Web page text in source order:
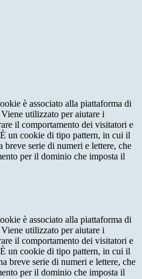
è associato alla piattaforma di
utilizzato per aiutare i
il comportamento dei visitatori e
un cookie di tipo pattern, in cui il
breve serie di numeri e lettere, che
per il dominio che imposta il
è associato alla piattaforma di
utilizzato per aiutare i
il comportamento dei visitatori e
un cookie di tipo pattern, in cui il
breve serie di numeri e lettere, che
per il dominio che imposta il